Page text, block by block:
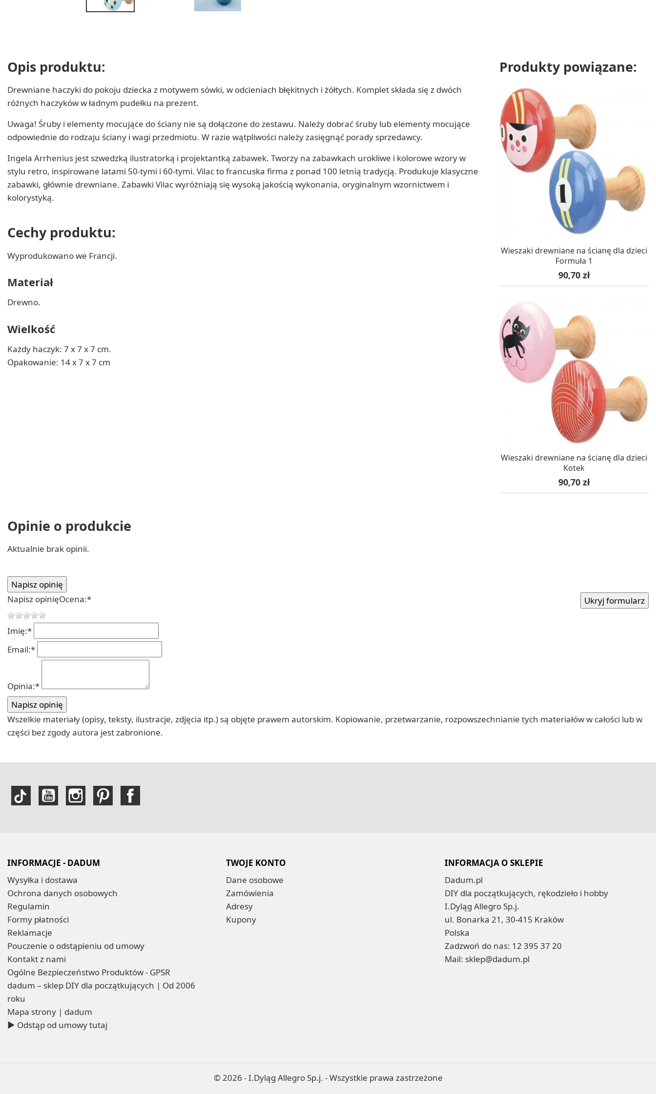
Opis produktu:
Drewniane haczyki do pokoju dziecka z motywem sówki, w odcieniach błękitnych i żółtych. Komplet składa się z dwóch
różnych haczyków w ładnym pudełku na prezent.
Uwaga! Śruby i elementy mocujące do ściany nie są dołączone do zestawu. Należy dobrać śruby lub elementy mocujące
odpowiednie do rodzaju ściany i wagi przedmiotu. W razie wątpliwości należy zasięgnąć porady sprzedawcy.
Ingela Arrhenius jest szwedzką ilustratorką i projektantką zabawek. Tworzy na zabawkach urokliwe i kolorowe wzory w
stylu retro, inspirowane latami 50-tymi i 60-tymi. Vilac to francuska firma z ponad 100 letnią tradycją. Produkuje klasyczne
zabawki, głównie drewniane. Zabawki Vilac wyróżniają się wysoką jakością wykonania, oryginalnym wzornictwem i
kolorystyką.
Cechy produktu:
Wyprodukowano we Francji.
Materiał
Drewno.
Wielkość
Każdy haczyk: 7 x 7 x 7 cm.
Opakowanie: 14 x 7 x 7 cm
Produkty powiązane:
W MAGAZYNIE, DOSTAWA 24H
Wieszaki drewniane na ścianę dla dzieci
Formuła 1
Cena
90,70 zł
W MAGAZYNIE, DOSTAWA 24H
Wieszaki drewniane na ścianę dla dzieci
Kotek
Cena
90,70 zł
Opinie o produkcie
Aktualnie brak opinii.
Napisz opinięOcena:*
Imię:*
Email:*
Opinia:*
Wszelkie materiały (opisy, teksty, ilustracje, zdjęcia itp.) są objęte prawem autorskim. Kopiowanie, przetwarzanie, rozpowszechnianie tych materiałów w całości lub w
części bez zgody autora jest zabronione.
INFORMACJE - DADUM
Wysyłka i dostawa
Ochrona danych osobowych
Regulamin
Formy płatności
Reklamacje
Pouczenie o odstąpieniu od umowy
Kontakt z nami
Ogólne Bezpieczeństwo Produktów - GPSR
dadum – sklep DIY dla początkujących | Od 2006
roku
Mapa strony | dadum
▶ Odstąp od umowy tutaj
TWOJE KONTO
Dane osobowe
Zamówienia
Adresy
Kupony
INFORMACJA O SKLEPIE
Dadum.pl
DIY dla początkujących, rękodzieło i hobby
I.Dyląg Allegro Sp.j.
ul. Bonarka 21, 30-415 Kraków
Polska
Zadzwoń do nas: 12 395 37 20
Mail: sklep@dadum.pl
© 2026 - I.Dyląg Allegro Sp.j. - Wszystkie prawa zastrzeżone